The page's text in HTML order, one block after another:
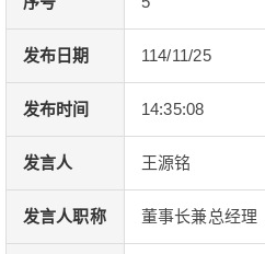
发布日期 114/11/25
发布时间 14:35:08
发言人 王源铭
发言人职称 董事长兼总经理